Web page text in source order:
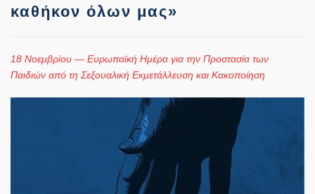
καθήκον όλων μας»
18 Νοεμβρίου — Ευρωπαϊκή Ημέρα για την Προστασία των
Παιδιών από τη Σεξουαλική Εκμετάλλευση και Κακοποίηση